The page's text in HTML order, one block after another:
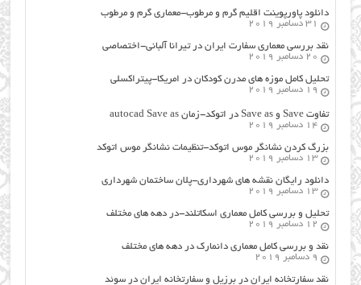
دانلود پاورپوینت اقلیم گرم و مرطوب-معماری گرم و مرطوب
31 دسامبر 2019
نقد بررسی معماری سفارت ایران در تیرانا آلبانی-اختصاصی
20 دسامبر 2019
تحلیل کامل موزه های مدرن کودکان در امریکا-پیتراکسلی
19 دسامبر 2019
تفاوت Save و Save as در اتوکد-زمان autocad Save as
14 دسامبر 2019
بزرگ کردن نشانگر موس اتوکد-تنظیمات نشانگر موس اتوکد
13 دسامبر 2019
دانلود رایگان نقشه های شهرداری-پلان ساختمان شهرداری
13 دسامبر 2019
تحلیل و بررسی کامل معماری اسکاتلند-در دهه های مختلف
12 دسامبر 2019
نقد و بررسی کامل معماری دانمارک در دهه های مختلف
9 دسامبر 2019
نقد سفارتخانه ایران در برزیل و سفارتخانه ایران در سوئد